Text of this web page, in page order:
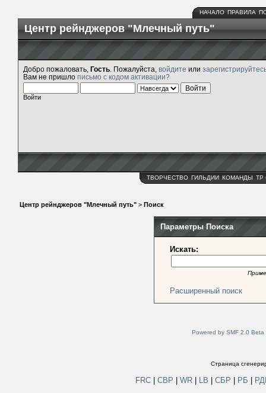
НАЧАЛО ПРАВИЛА
Центр рейнджеров "Млечный путь"
Добро пожаловать, Гость . Пожалуйста, войдите или
Вам не пришло письмо с кодом активации?
Войти
ТВОРЧЕСТВО ГИЛЬДИИ КОМАНДЫ ТР
Центр рейнджеров "Млечный путь" > Поиск
Параметры Поиска
Искать:
Расширенный поиск
Powered by SMF 2.0 Beta
Страница
FRC СВР WR LB СБР РБ